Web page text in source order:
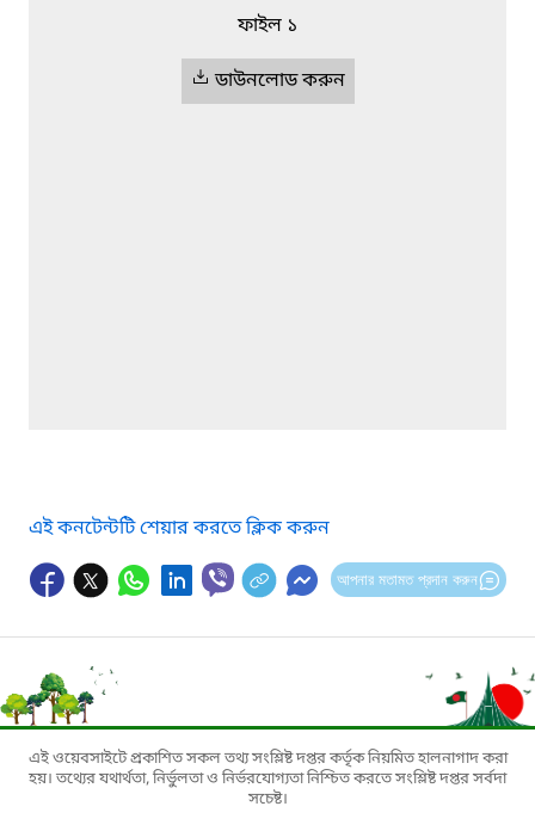
ফাইল ১
ডাউনলোড করুন
এই কনটেন্টটি শেয়ার করতে ক্লিক করুন
আপনার মতামত প্রদান করুন
এই ওয়েবসাইটে প্রকাশিত সকল তথ্য সংশ্লিষ্ট দপ্তর কর্তৃক নিয়মিত হালনাগাদ করা
হয়। তথ্যের যথার্থতা, নির্ভুলতা ও নির্ভরযোগ্যতা নিশ্চিত করতে সংশ্লিষ্ট দপ্তর সর্বদা
সচেষ্ট।